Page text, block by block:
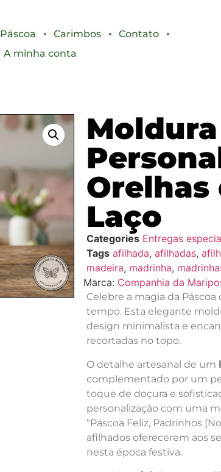
Páscoa Carimbos
Contato
A minha conta
Orelhas
Laço
Categories Entregas
Tags afilhada, afilhadas,
madeira, madrinha,
Marca: Companhia da
Celebre a magia da
tempo. Esta elegante
design minimalista e
recortadas no topo.
O detalhe artesanal de um
complementado por um
toque de doçura e
personalização com uma
“Páscoa Feliz, Padrinhos
afilhados oferecerem aos
nesta época festiva.